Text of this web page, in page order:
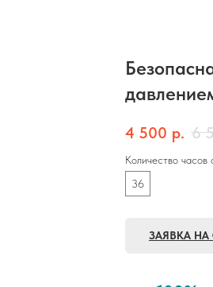
4 500 р. 6
Количество часов
36
ЗАЯВКА НА